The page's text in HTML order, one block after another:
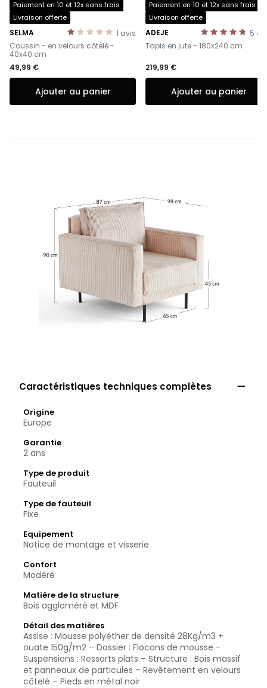
Paiement en 10 et 12x sans frais
Livraison offerte
1 avis
SELMA
-
Coussin - en velours côtelé -
40x40 cm
49,99 €
Ajouter au panier
Paiement en 10 et 12x sans frais
Livraison offerte
5
ADEJE
-
Tapis en jute - 180x240 cm
219,99 €
Ajouter au panier
Caractéristiques techniques complètes 
Origine
Europe
Garantie
2 ans
Type de produit
Fauteuil
Type de fauteuil
Fixe
Equipement
Notice de montage et visserie
Confort
Modéré
Matière de la structure
Bois aggloméré et MDF
Détail des matières
Assise : Mousse polyéther de densité 28Kg/m3 +
ouate 150g/m2 – Dossier : Flocons de mousse -
Suspensions : Ressorts plats – Structure : Bois massif
et panneaux de particules – Revêtement en velours
côtelé – Pieds en métal noir